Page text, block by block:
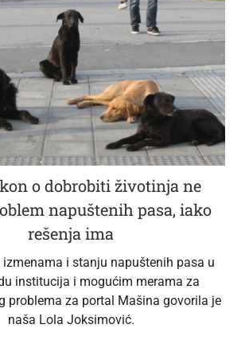
o dobrobiti životinja ne
napuštenih pasa, iako
rešenja ima
izmenama i stanju napuštenih pasa u
institucija i mogućim merama za
problema za portal Mašina govorila je
naša Lola Joksimović.